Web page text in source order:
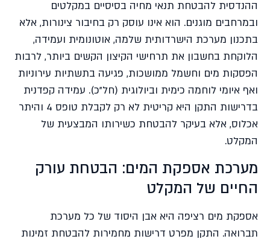
ההנדסית להבטחת תנאי מחיה בסיסיים במקלטים
ובמרחבים מוגנים. הוא אינו עוסק רק בחיבור צינורות, אלא
בתכנון מערכת הישרדותית שלמה, אוטונומית ועמידה,
הלוקחת בחשבון את תרחישי הקיצון הקשים ביותר, לרבות
הפסקות מים וחשמל ממושכות, פגיעה בתשתיות עירוניות
ואף איומי לוחמה כימית וביולוגית (חל"כ). עמידה קפדנית
בדרישות התקן היא קריטית לא רק לקבלת טופס 4 והיתר
אכלוס, אלא בעיקר להבטחת כשירותו המבצעית של
המקלט.
מערכת אספקת המים: הבטחת עורק
החיים של המקלט
אספקת מים רציפה היא אבן היסוד של כל מערכת
תברואה. התקן מפרט דרישות מחמירות להבטחת זמינות